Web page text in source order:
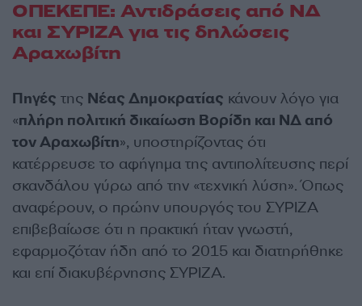
ΟΠΕΚΕΠΕ: Αντιδράσεις από ΝΔ
και ΣΥΡΙΖΑ για τις δηλώσεις
Αραχωβίτη
Πηγές της Νέας Δημοκρατίας κάνουν λόγο για
«πλήρη πολιτική δικαίωση Βορίδη και ΝΔ από
τον Αραχωβίτη», υποστηρίζοντας ότι
κατέρρευσε το αφήγημα της αντιπολίτευσης περί
σκανδάλου γύρω από την «τεχνική λύση». Όπως
αναφέρουν, ο πρώην υπουργός του ΣΥΡΙΖΑ
επιβεβαίωσε ότι η πρακτική ήταν γνωστή,
εφαρμοζόταν ήδη από το 2015 και διατηρήθηκε
και επί διακυβέρνησης ΣΥΡΙΖΑ.